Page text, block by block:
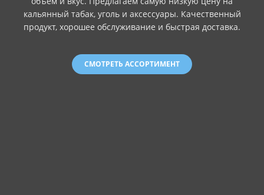
кальянный табак, уголь и аксессуары. Качественный
продукт, хорошее обслуживание и быстрая доставка.
СМОТРЕТЬ АССОРТИМЕНТ